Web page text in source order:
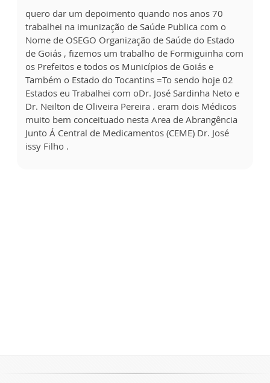
quero dar um depoimento quando nos anos 70
trabalhei na imunização de Saúde Publica com o
Nome de OSEGO Organização de Saúde do Estado
de Goiás , fizemos um trabalho de Formiguinha com
os Prefeitos e todos os Municípios de Goiás e
Também o Estado do Tocantins =To sendo hoje 02
Estados eu Trabalhei com oDr. José Sardinha Neto e
Dr. Neilton de Oliveira Pereira . eram dois Médicos
muito bem conceituado nesta Area de Abrangência
Junto Á Central de Medicamentos (CEME) Dr. José
issy Filho .